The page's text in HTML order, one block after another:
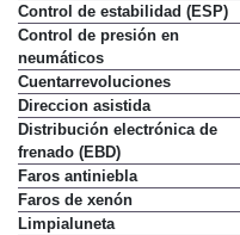
Control de estabilidad (ESP)
Control de presión en
neumáticos
Cuentarrevoluciones
Direccion asistida
Distribución electrónica de
frenado (EBD)
Faros antiniebla
Faros de xenón
Limpialuneta